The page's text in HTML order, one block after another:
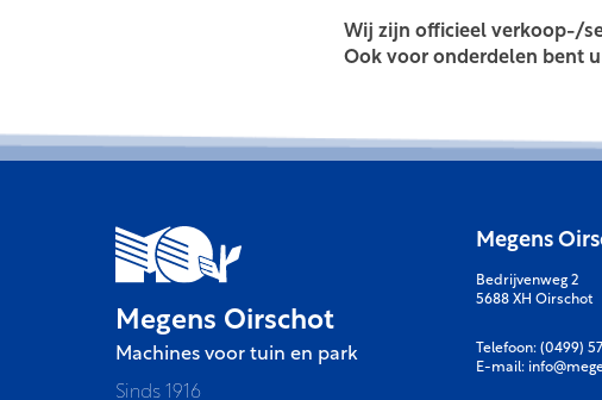
Wij zijn officieel verkoop-/
Ook voor onderdelen bent
Megens Oirschot
Machines voor tuin en park
Sinds 1916
Megens
Bedrijvenweg 2
5688 XH Oirschot
Telefoon: (0499)
E-mail: